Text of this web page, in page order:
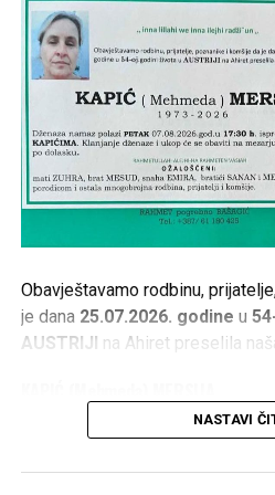
Obavještavamo rodbinu,
je dana 25.07.2026. godine u
AUSTRIJI na Ahiret preselila
Dženaza namaz polaziPETAK
NASTAVI